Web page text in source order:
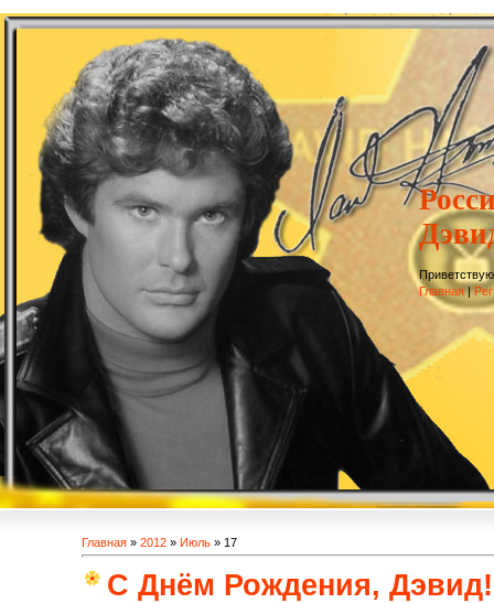
Главная|
Главная » 2012 » Июль » 17
С Днём Рождения, Дэвид!